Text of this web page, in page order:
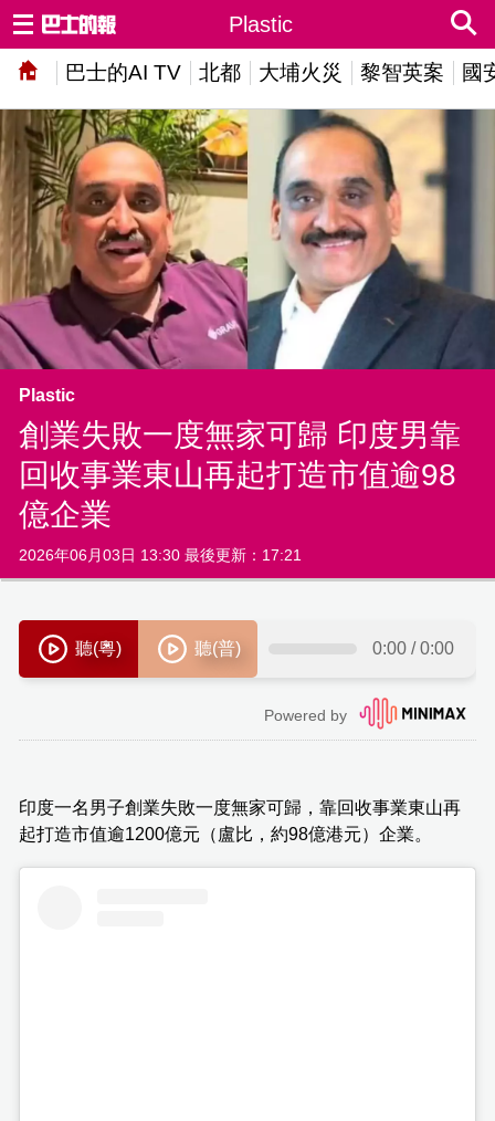
巴士的AI TV 北都 大埔火災 黎智英案 國
Plastic
Plastic
創業失敗一度無家可歸 印度男靠
回收事業東山再起打造市值逾98
億企業
2026年06月03日 13:30 最後更新：17:21
印度一名男子創業失敗一度無家可歸，靠回收事業東山再
起打造市值逾1200億元（盧比，約98億港元）企業。